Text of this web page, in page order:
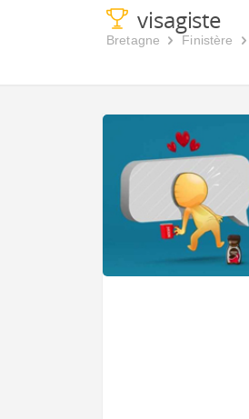
visagiste
Bretagne Finistère